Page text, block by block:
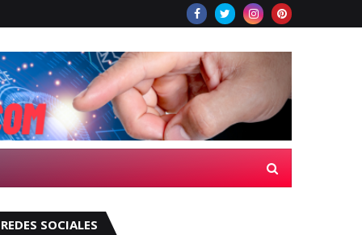
REDES SOCIALES